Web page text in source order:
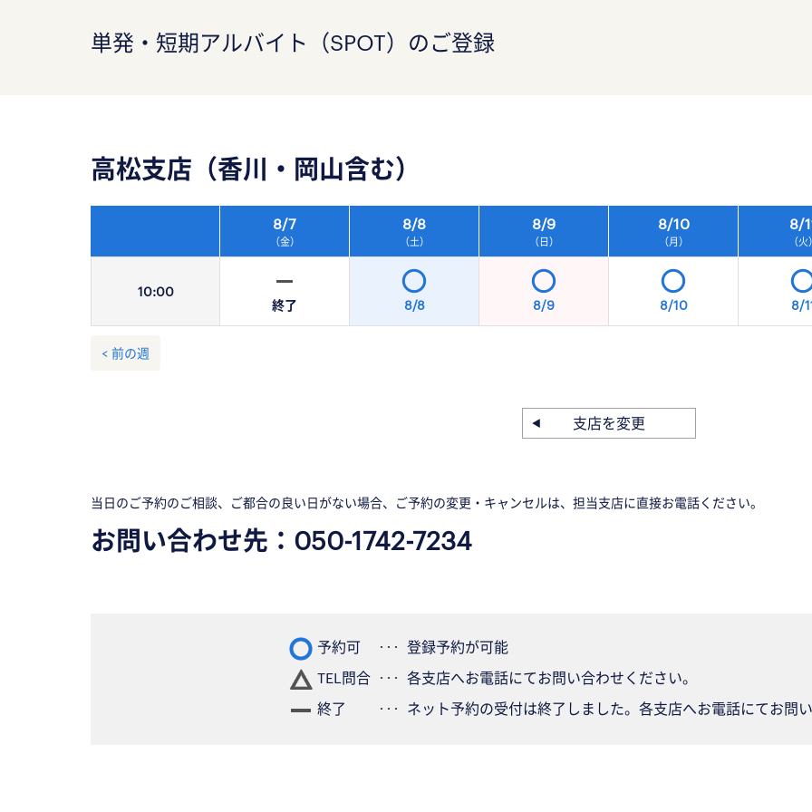
単発・短期アルバイト（SPOT）のご登録
高松支店（香川・岡山含む）
10:00
8/7
（金）
8/8
（土）
8/9
（日）
8/10
（月）
8/
（火）
終了 8/8 8/9 8/10 8/
< 前の週
支店を変更
当日のご予約のご相談、ご都合の良い日がない場合、ご予約の変更・キャンセルは、担当支店に直接お電話ください。
お問い合わせ先： 050-1742-7234
予約可
登録予約が可能
TEL問合
各支店へお電話にてお問い合わせください。
終了
ネット予約の受付は終了しました。各支店へお電話にてお問い